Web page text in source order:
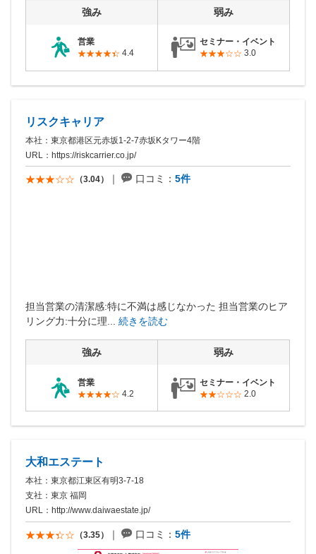
強み
営業
4.4
弱み
セミナー・イベント
3.0
リスクキャリア
本社：東京都港区元赤坂1-2-7赤坂Kタワー4階
URL： https://riskcarrier.co.jp/
（3.04） 口コミ： 5件
担当営業の清潔感:特に不満は感じなかった 担当営業のヒア
リング力:十分に理... 続きを読む
強み
営業
4.2
弱み
セミナー・イベント
2.0
大和エステート
本社：東京都江東区有明3-7-18
支社：東京 福岡
URL： http://www.daiwaestate.jp/
（3.35） 口コミ： 5件